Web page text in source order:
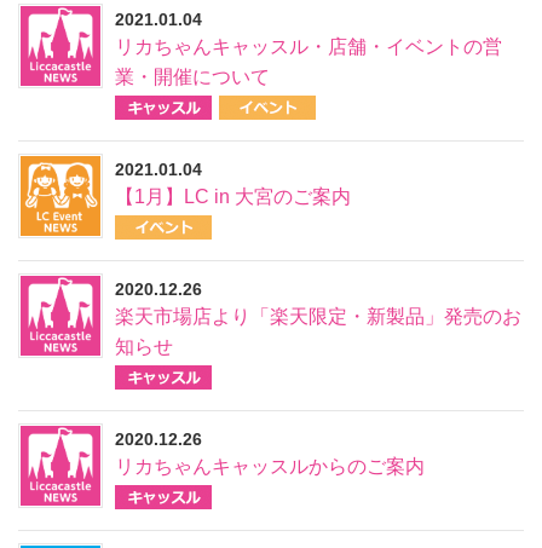
2021.01.04
リカちゃんキャッスル・店舗・イベントの営
業・開催について
2021.01.04
【1月】LC in 大宮のご案内
2020.12.26
楽天市場店より「楽天限定・新製品」発売のお
知らせ
2020.12.26
リカちゃんキャッスルからのご案内